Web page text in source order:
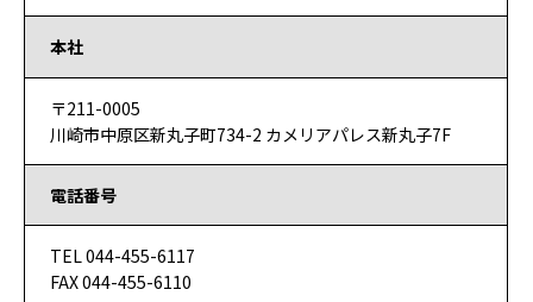
本社
〒211-0005
川崎市中原区新丸子町734-2 カメリアパレス新丸子7F
電話番号
TEL 044-455-6117
FAX 044-455-6110